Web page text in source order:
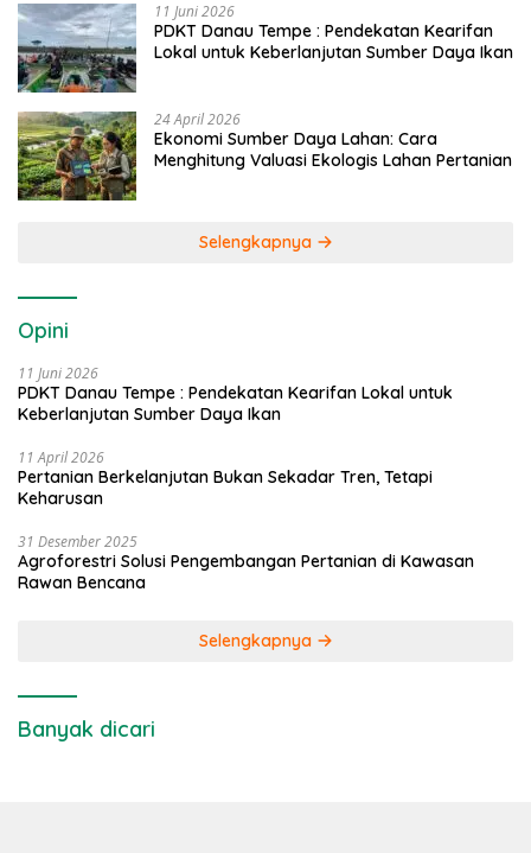
11 Juni 2026
PDKT Danau Tempe : Pendekatan Kearifan
Lokal untuk Keberlanjutan Sumber Daya Ikan
24 April 2026
Ekonomi Sumber Daya Lahan: Cara
Menghitung Valuasi Ekologis Lahan Pertanian
Selengkapnya
Opini
11 Juni 2026
PDKT Danau Tempe : Pendekatan Kearifan Lokal untuk
Keberlanjutan Sumber Daya Ikan
11 April 2026
Pertanian Berkelanjutan Bukan Sekadar Tren, Tetapi
Keharusan
31 Desember 2025
Agroforestri Solusi Pengembangan Pertanian di Kawasan
Rawan Bencana
Selengkapnya
Banyak dicari